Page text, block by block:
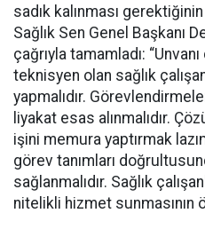
sadık kalınması
Sağlık Sen Genel Başkanı
çağrıyla tamamladı:
teknisyen olan sağlık
yapmalıdır.
liyakat esas alınmalıdır.
işini memura yaptırmak
görev tanımları
sağlanmalıdır. Sağlık
nitelikli hizmet sunmasının